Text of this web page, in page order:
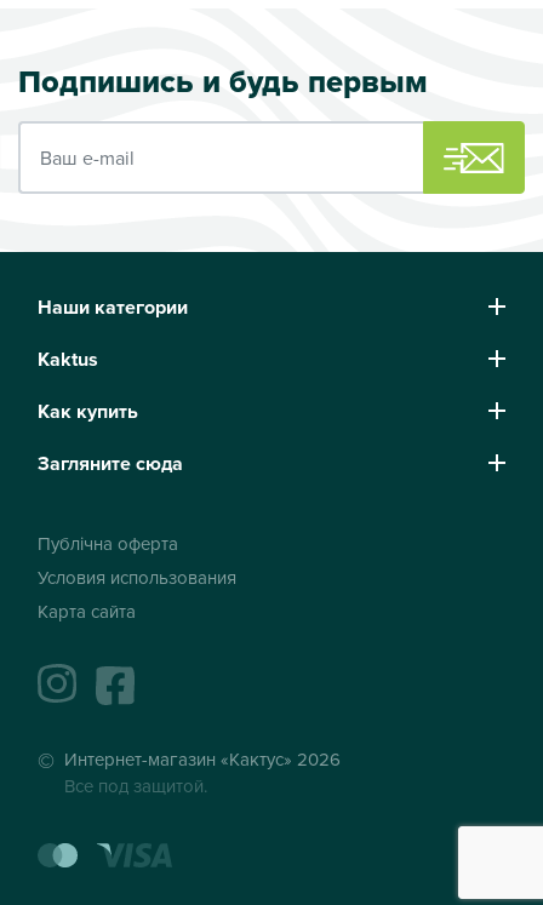
Подпишись и будь первым
Наши категории
Kaktus
Как купить
Загляните сюда
Публічна оферта
Условия использования
Карта сайта
instagramfacebook
Интернет-магазин «Кактус» 2026
Все под защитой.
mastercard